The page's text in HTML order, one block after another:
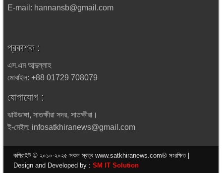
E-mail: hannansb@gmail.com
প্রকাশক :
এস.এম আব্দুল্লাহ
মোবাইল: +88 01729 708079
যোগাযোগ :
ঝাউডাঙ্গা, সাতক্ষীরা সদর, সাতক্ষীরা।
ই-মেইল: infosatkhiranews@gmail.com
কপিরাইট © ২০১০-২০২৫ সকল স্বত্ব www.satkhiranews.com® সংরক্ষিত |
Design and Developed by : SM IT Solution